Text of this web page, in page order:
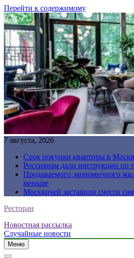
Перейти к содержимому
7 августа, 2026
Срок покупки квартиры в
Россиянам дали инструкции по
Продаваемого экономичного
меньше
Москвичей заставили снести
Ресторан
Новостная рассылка
Случайные новости
Меню